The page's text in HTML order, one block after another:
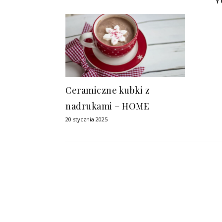
Ceramiczne kubki z
nadrukami – HOME
20 stycznia 2025